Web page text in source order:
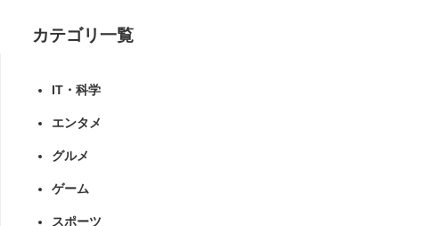
カテゴリ一覧
IT・科学
エンタメ
グルメ
ゲーム
スポーツ